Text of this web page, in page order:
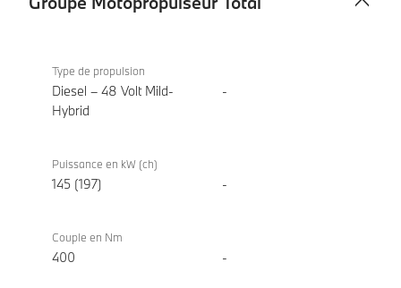
Motopropulseur
Total
520d
Berline
Type de propulsion
Diesel – 48 Volt Mild-
Hybrid
-
Puissance en kW (ch)
145 (197) -
Couple en Nm
400 -